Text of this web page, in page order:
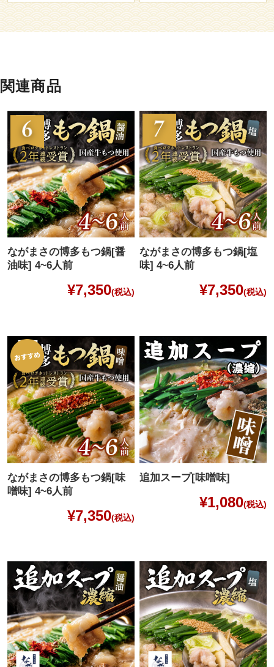
関連商品
ながまさの博多もつ鍋[醤
油味] 4~6人前
¥7,350(税込)
ながまさの博多もつ鍋[塩
味] 4~6人前
¥7,350(税込)
ながまさの博多もつ鍋[味
噌味] 4~6人前
¥7,350(税込)
追加スープ[味噌味]
¥1,080(税込)